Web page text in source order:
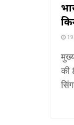
19
की